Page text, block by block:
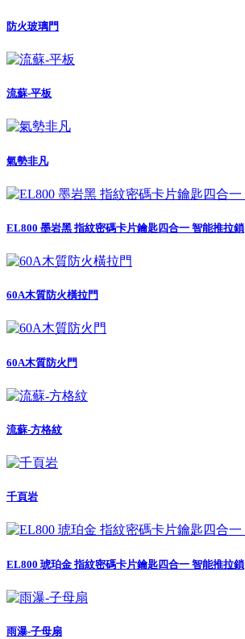
防火玻璃門
流蘇-平板
氣勢非凡
EL800 墨岩黑 指紋密碼卡片鑰匙四合一 智能推拉鎖
60A木質防火橫拉門
60A木質防火門
流蘇-方格紋
千頁岩
EL800 琥珀金 指紋密碼卡片鑰匙四合一 智能推拉鎖
雨瀑-子母扇